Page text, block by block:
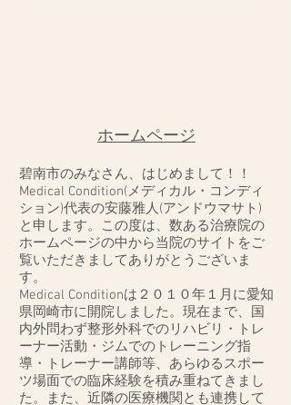
ホームページ
碧南市のみなさん、はじめまして！！
Medical Condition(メディカル・コンディ
ション)代表の安藤雅人(アンドウマサト)
と申します。この度は、数ある治療院の
ホームページの中から当院のサイトをご
覧いただきましてありがとうございま
す。
Medical Conditionは２０１０年１月に愛知
県岡崎市に開院しました。現在まで、国
内外問わず整形外科でのリハビリ・トレ
ーナー活動・ジムでのトレーニング指
導・トレーナー講師等、あらゆるスポー
ツ場面での臨床経験を積み重ねてきまし
た。また、近隣の医療機関とも連携して